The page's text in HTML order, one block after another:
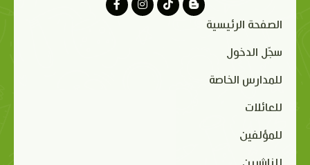
الصفحة الرئيسية
سجّل الدخول
للمدارس الخاصة
للعائلات
للمؤلفين